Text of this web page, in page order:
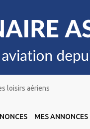
loisirs aériens
MES ANNONCES